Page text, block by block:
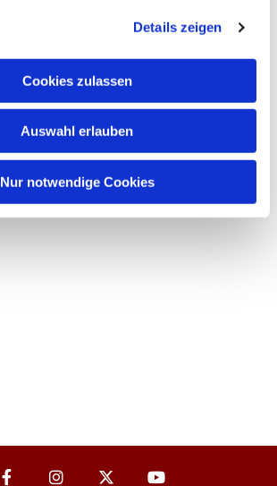
Details zeigen
Cookies zulassen
Auswahl erlauben
Nur notwendige Cookies